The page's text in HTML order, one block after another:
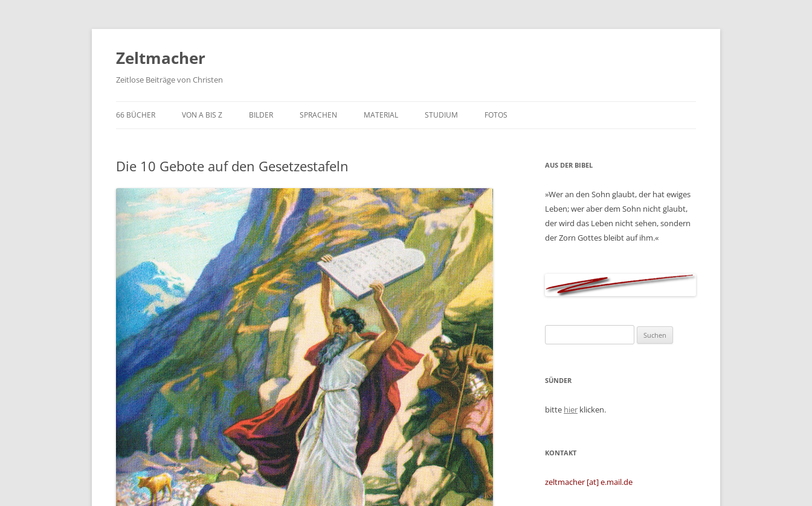
Zum
springen
Zeltmacher
Zeitlose Beiträge von Christen
66 BÜCHER VON A BIS Z BILDER SPRACHEN MATERIAL STUDIUM FOTOS
Die 10 Gebote auf den Gesetzestafeln AUS DER BIBEL
»Wer an den Sohn glaubt, der hat ewiges
Leben; wer aber dem Sohn nicht glaubt,
der wird das Leben nicht sehen, sondern
der Zorn Gottes bleibt auf ihm.«
nach:
SÜNDER
bitte hier klicken.
KONTAKT
zeltmacher [at] e.mail.de